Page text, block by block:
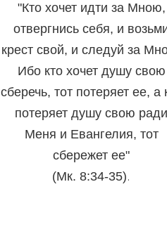
"Кто хочет идти за Мною,
отвергнись себя, и
крест свой, и следуй за
Ибо кто хочет душу свою
сберечь, тот потеряет ее, а
потеряет душу свою ради
Меня и Евангелия, тот
сбережет ее"
(Мк. 8:34-35).